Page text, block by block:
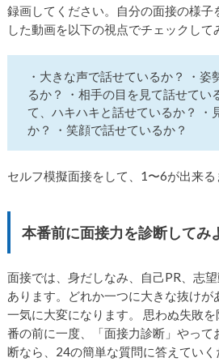
録画してください。自分の面接の様子
した動画を以下の視点でチェックして
・大きな声で話せているか？ ・姿
るか？ ・相手の目を見て話せてい
て、ハキハキと話せているか？ ・
か？ ・笑顔で話せているか？
セルフ模擬面接をして、1〜6が出来る
本番前に面接力を診断してみ
面接では、身だしなみ、自己PR、志
あります。どれか一つに大きな抜け
一気に大変になります。 思わぬ失敗
番の前に一度、「面接力診断」やって
断なら、24の簡単な質問に答えてい